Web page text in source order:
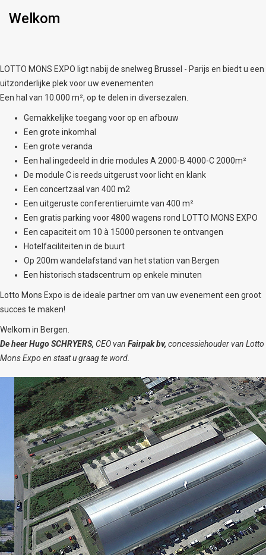
Welkom
LOTTO MONS EXPO ligt nabij de snelweg Brussel - Parijs en biedt u een
uitzonderlijke plek voor uw evenementen
Een hal van 10.000 m², op te delen in diversezalen.
Gemakkelijke toegang voor op en afbouw
Een grote inkomhal
Een grote veranda
Een hal ingedeeld in drie modules A 2000-B 4000-C 2000m²
De module C is reeds uitgerust voor licht en klank
Een concertzaal van 400 m2
Een uitgeruste conferentieruimte van 400 m²
Een gratis parking voor 4800 wagens rond LOTTO MONS EXPO
Een capaciteit om 10 à 15000 personen te ontvangen
Hotelfaciliteiten in de buurt
Op 200m wandelafstand van het station van Bergen
Een historisch stadscentrum op enkele minuten
Lotto Mons Expo is de ideale partner om van uw evenement een groot
succes te maken!
Welkom in Bergen.
De heer Hugo SCHRYERS, CEO van Fairpakbv, concessiehouder van Lotto
Mons Expo en staat u graag te word.